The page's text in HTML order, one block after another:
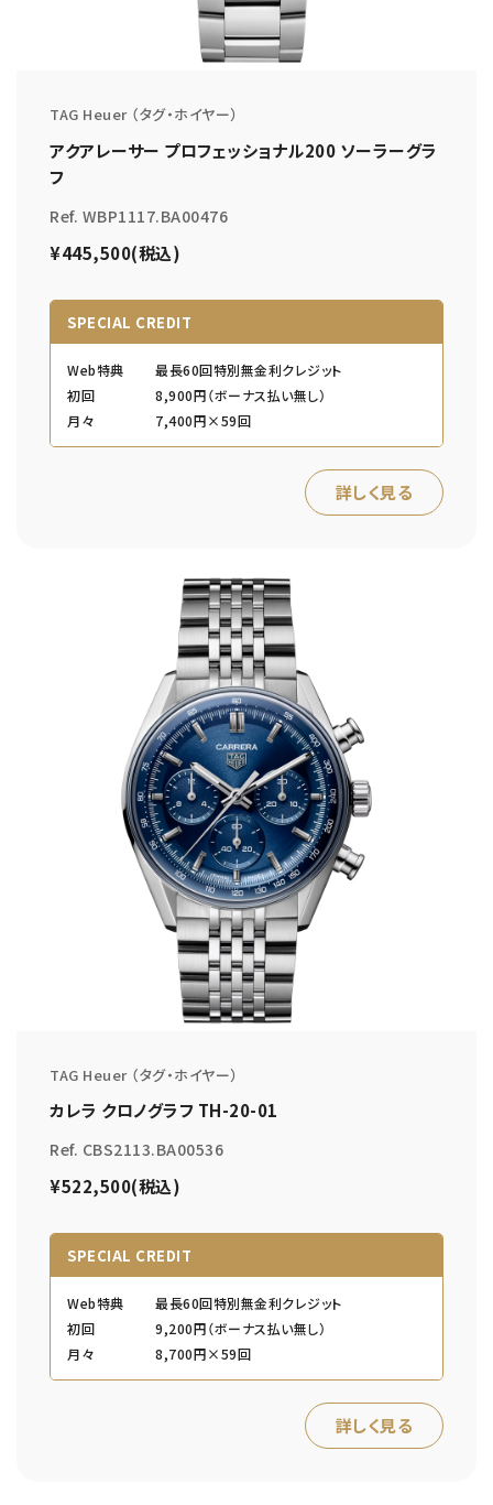
TAG Heuer （タグ・ホイヤー）
アクアレーサー プロフェッショナル200 ソーラーグラ
フ
Ref. WBP1117.BA00476
¥445,500(税込)
SPECIAL CREDIT
Web特典
最長60回特別無金利クレジット
初回
8,900円（ボーナス払い無し）
月々
7,400円×59回
詳しく見る
TAG Heuer （タグ・ホイヤー）
カレラ クロノグラフ TH-20-01
Ref. CBS2113.BA00536
¥522,500(税込)
SPECIAL CREDIT
Web特典
最長60回特別無金利クレジット
初回
9,200円（ボーナス払い無し）
月々
8,700円×59回
詳しく見る